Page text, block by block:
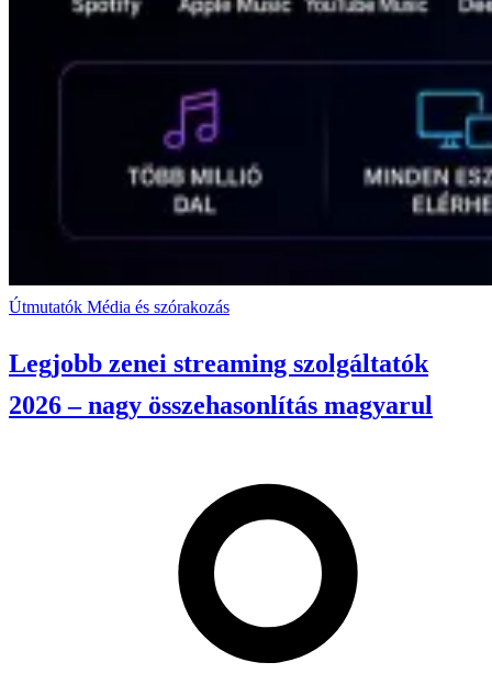
Útmutatók Média és szórakozás
Legjobb zenei streaming szolgáltatók
2026 – nagy összehasonlítás magyarul